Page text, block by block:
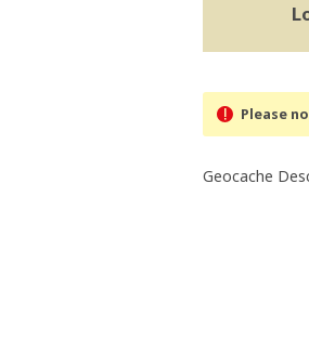
Please
Geocache